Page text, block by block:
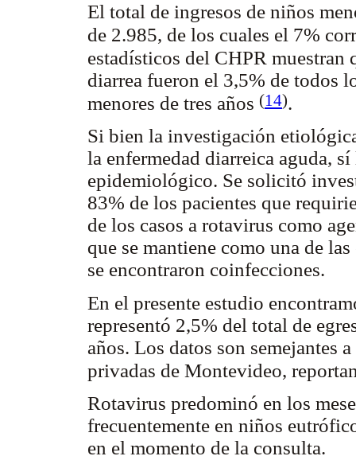
El total de ingresos de niños
de 2.985, de los cuales el 7%
estadísticos del CHPR muestran
diarrea fueron el 3,5% de todos
menores de tres años (14).
Si bien la investigación
la enfermedad diarreica aguda,
epidemiológico. Se solicitó
83% de los pacientes que
de los casos a rotavirus como
que se mantiene como una de
se encontraron coinfecciones.
En el presente estudio
representó 2,5% del total de
años. Los datos son semejantes
privadas de Montevideo,
Rotavirus predominó en los
frecuentemente en niños
en el momento de la consulta.